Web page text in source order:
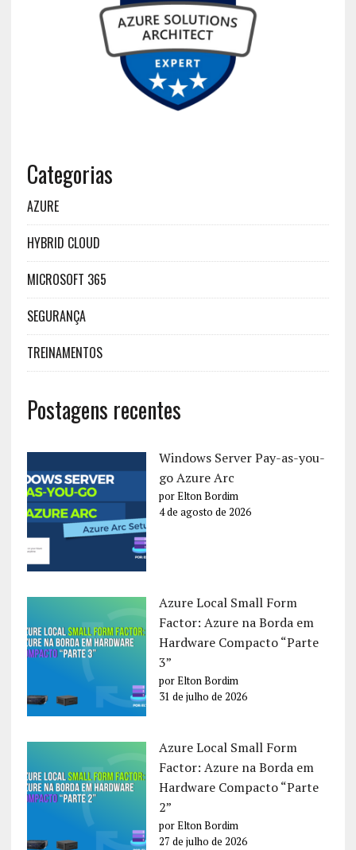
Categorias
AZURE
HYBRID CLOUD
MICROSOFT 365
SEGURANÇA
TREINAMENTOS
Postagens recentes
Windows Server Pay-as-you-
go Azure Arc
por Elton Bordim
4 de agosto de 2026
Azure Local Small Form
Factor: Azure na Borda em
Hardware Compacto “Parte
3”
por Elton Bordim
31 de julho de 2026
Azure Local Small Form
Factor: Azure na Borda em
Hardware Compacto “Parte
2”
por Elton Bordim
27 de julho de 2026